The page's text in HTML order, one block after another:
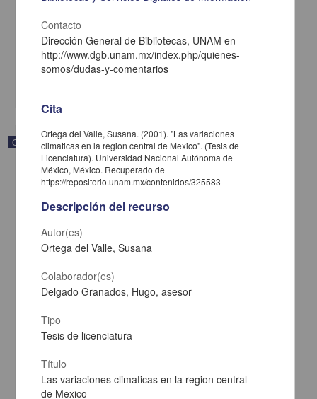
en la ranchería de Samalayuca
Pérez, Zeferino
[sin fecha]
Multidisciplina
Correspondencia postal
informa se irá a la costa por prescripción médica
Maytorena, José María
[sin fecha]
Contacto
Dirección General de Bibliotecas, UNAM en
http://www.dgb.unam.mx/index.php/quienes-
somos/dudas-y-comentarios
Cita
Ortega del Valle, Susana. (2001). "Las variaciones
climaticas en la region central de Mexico". (Tesis de
Licenciatura). Universidad Nacional Autónoma de
México, México. Recuperado de
https://repositorio.unam.mx/contenidos/325583
Descripción del recurso
Autor(es)
Ortega del Valle, Susana
Colaborador(es)
Delgado Granados, Hugo, asesor
Tipo
Tesis de licenciatura
Título
Las variaciones climaticas en la region central
de Mexico